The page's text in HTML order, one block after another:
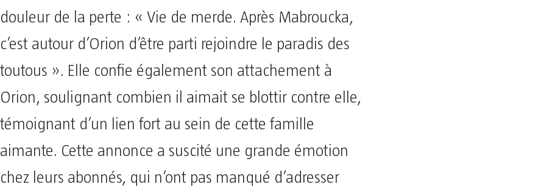
douleur de la perte : « Vie de merde. Après Mabroucka,
c’est autour d’Orion d’être parti rejoindre le paradis des
toutous ». Elle confie également son attachement à
Orion, soulignant combien il aimait se blottir contre elle,
témoignant d’un lien fort au sein de cette famille
aimante. Cette annonce a suscité une grande émotion
chez leurs abonnés, qui n’ont pas manqué d’adresser